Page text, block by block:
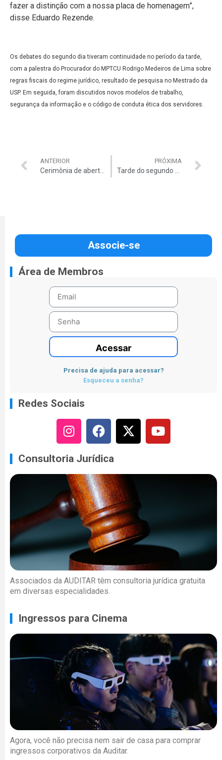
fazer a distinção com a nossa placa de homenagem”,
disse Eduardo Rezende.
Os debates do segundo dia tiveram continuidade no período da tarde,
com a palestra do Procurador do MPTCU Rodrigo Medeiros de Lima sobre
regras fiscais do regime jurídico, resultado de pesquisa no Mestrado da
USP. Em seguida, foram discutidos novos modelos de trabalho,
segurança da informação e o código de conduta ética dos servidores.
ANTERIOR
Cerimônia de abertura do VIII Congresso dos Auditores do TCU é marcada por reencontro e congraçamento
PRÓXIMA
Tarde do segundo dia do VIII Congresso dos Auditores debate teletrabalho, código de ética e segurança da informação
Associe-se
Área de Membros
Acessar
Precisa de ajuda para acessar?
Esqueceu a senha?
Redes Sociais
Consultoria Jurídica
Associados da AUDITAR têm consultoria jurídica gratuita
em diversas especialidades.
Ingressos para Cinema
Agora, você não precisa nem sair de casa para comprar
ingressos corporativos da Auditar.